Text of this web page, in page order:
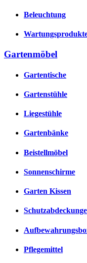
Beleuchtung
Gartenmöbel
Gartentische
Gartenstühle
Liegestühle
Gartenbänke
Beistellmöbel
Sonnenschirme
Garten Kissen
Pflegemittel